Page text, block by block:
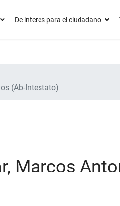
De interés para el ciudadano
(Ab-Intestato)
Marcos